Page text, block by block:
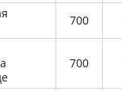
700
700